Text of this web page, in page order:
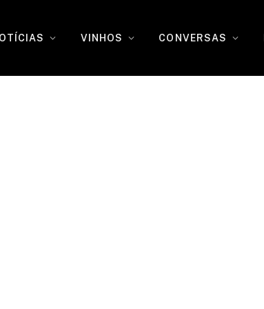
VINHOS CONVERSAS